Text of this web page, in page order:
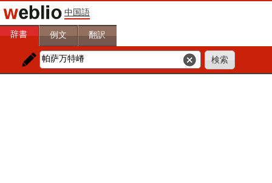
中国語
辞書 例文 翻訳